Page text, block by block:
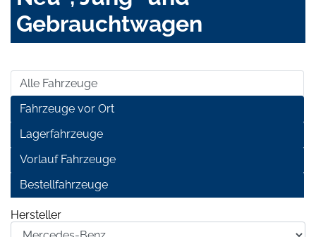
Gebrauchtwagen
Alle Fahrzeuge
Fahrzeuge vor Ort
Lagerfahrzeuge
Vorlauf Fahrzeuge
Bestellfahrzeuge
Hersteller